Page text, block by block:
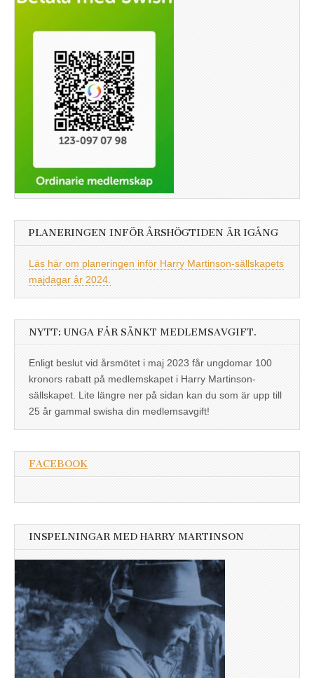
PLANERINGEN INFÖR ÅRSHÖGTIDEN ÄR IGÅNG
Läs här om planeringen inför Harry Martinson-sällskapets
majdagar år 2024.
NYTT: UNGA FÅR SÄNKT MEDLEMSAVGIFT.
Enligt beslut vid årsmötet i maj 2023 får ungdomar 100
kronors rabatt på medlemskapet i Harry Martinson-
sällskapet. Lite längre ner på sidan kan du som är upp till
25 år gammal swisha din medlemsavgift!
FACEBOOK
INSPELNINGAR MED HARRY MARTINSON